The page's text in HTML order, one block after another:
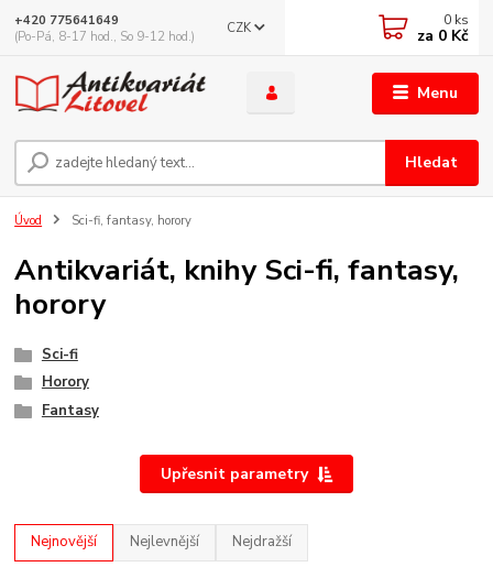
Menu
CZK
Hledat
+420 775641649
(Po-Pá, 8-17 hod., So 9-12 hod.)
0 ks
za 0 Kč
Úvod Sci-fi, fantasy, horory
Antikvariát, knihy Sci-fi, fantasy,
horory
Sci-fi
Horory
Fantasy
Upřesnit parametry
Nejnovější Nejlevnější Nejdražší